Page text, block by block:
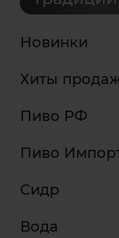
Новинки
Хиты
Пиво РФ
Пиво
Сидр
Вода